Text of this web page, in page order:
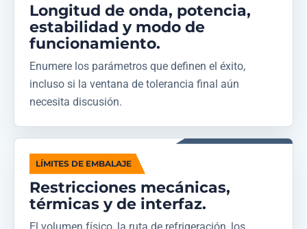
Longitud de onda, potencia,
estabilidad y modo de
funcionamiento.
Enumere los parámetros que definen el éxito,
incluso si la ventana de tolerancia final aún
necesita discusión.
LÍMITES DE EMBALAJE
Restricciones mecánicas,
térmicas y de interfaz.
El volumen físico, la ruta de refrigeración, los